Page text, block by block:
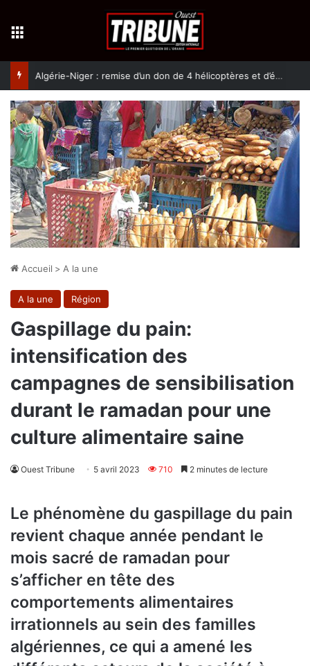
Algérie-Niger : remise d’un don de 4 hélicoptères et d’équipement militaires à l’armée nigérienne
Accueil > A la une
A la une Région
Gaspillage du pain:
intensification des
campagnes de sensibilisation
durant le ramadan pour une
culture alimentaire saine
Ouest Tribune 5 avril 2023 710 2 minutes de lecture
Le phénomène du gaspillage du pain
revient chaque année pendant le
mois sacré de ramadan pour
s’afficher en tête des
comportements alimentaires
irrationnels au sein des familles
algériennes, ce qui a amené les